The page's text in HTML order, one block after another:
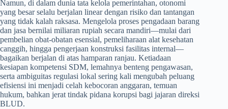
Namun, di dalam dunia tata kelola pemerintahan, otonomi
yang besar selalu berjalan linear dengan risiko dan tantangan
yang tidak kalah raksasa. Mengelola proses pengadaan barang
dan jasa bernilai miliaran rupiah secara mandiri—mulai dari
pembelian obat-obatan esensial, pemeliharaan alat kesehatan
canggih, hingga pengerjaan konstruksi fasilitas internal—
bagaikan berjalan di atas hamparan ranjau. Ketiadaan
kesiapan kompetensi SDM, lemahnya benteng pengawasan,
serta ambiguitas regulasi lokal sering kali mengubah peluang
efisiensi ini menjadi celah kebocoran anggaran, temuan
hukum, bahkan jerat tindak pidana korupsi bagi jajaran direksi
BLUD.